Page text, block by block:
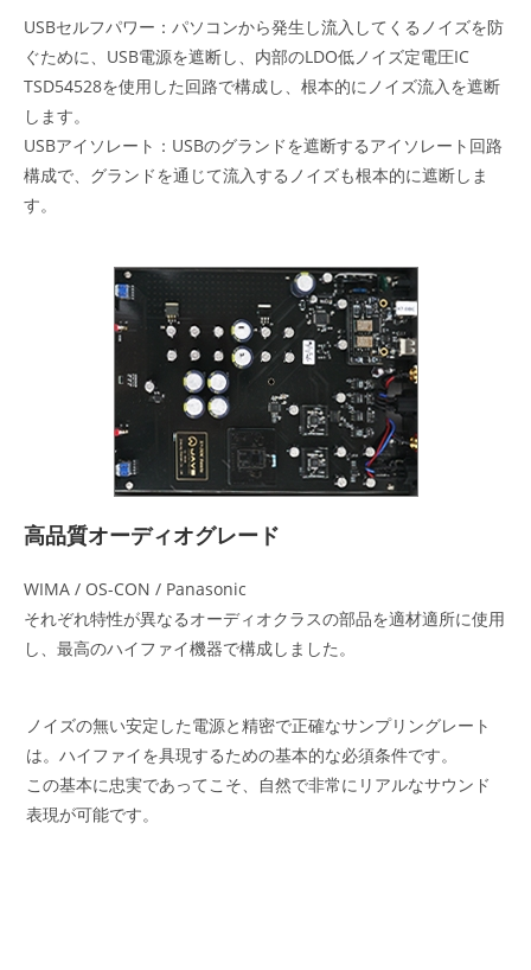
USBセルフパワー：パソコンから発生し流入してくるノイズを防
ぐために、USB電源を遮断し、内部のLDO低ノイズ定電圧IC
TSD54528を使用した回路で構成し、根本的にノイズ流入を遮断
します。
USBアイソレート：USBのグランドを遮断するアイソレート回路
構成で、グランドを通じて流入するノイズも根本的に遮断しま
す。
高品質オーディオグレード
WIMA / OS-CON / Panasonic
それぞれ特性が異なるオーディオクラスの部品を適材適所に使用
し、最高のハイファイ機器で構成しました。
ノイズの無い安定した電源と精密で正確なサンプリングレート
は。ハイファイを具現するための基本的な必須条件です。
この基本に忠実であってこそ、自然で非常にリアルなサウンド
表現が可能です。